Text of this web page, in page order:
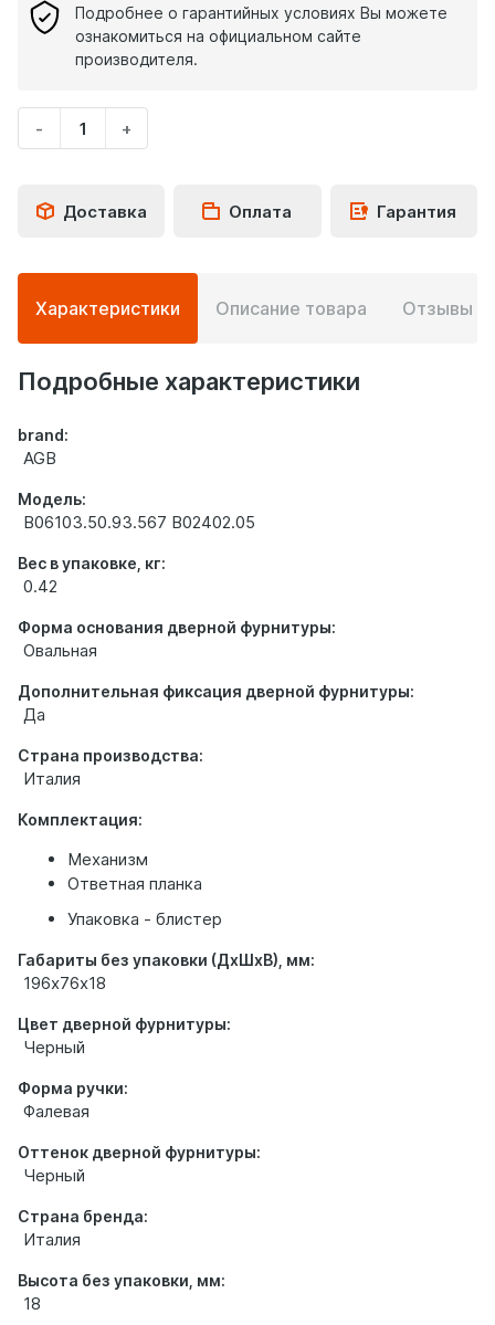
Подробнее о гарантийных условиях Вы можете
ознакомиться на официальном сайте
производителя.
-
Укажите
количество
+
Доставка Оплата Гарантия
Подробная
информация
о
товаре
Характеристики Описание товара Отзывы
Подробные характеристики
brand:
AGB
Модель:
B06103.50.93.567 B02402.05
Вес в упаковке, кг:
0.42
Форма основания дверной фурнитуры:
Овальная
Дополнительная фиксация дверной фурнитуры:
Да
Страна производства:
Италия
Комплектация:
Механизм
Ответная планка
Упаковка - блистер
Габариты без упаковки (ДхШхВ), мм:
196х76х18
Цвет дверной фурнитуры:
Черный
Форма ручки:
Фалевая
Оттенок дверной фурнитуры:
Черный
Страна бренда:
Италия
Высота без упаковки, мм:
18